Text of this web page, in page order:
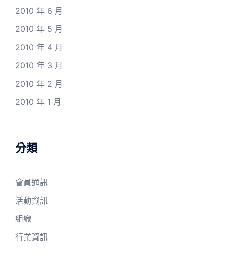
2010 年 6 月
2010 年 5 月
2010 年 4 月
2010 年 3 月
2010 年 2 月
2010 年 1 月
分類
會員通訊
活動資訊
組織
行業資訊